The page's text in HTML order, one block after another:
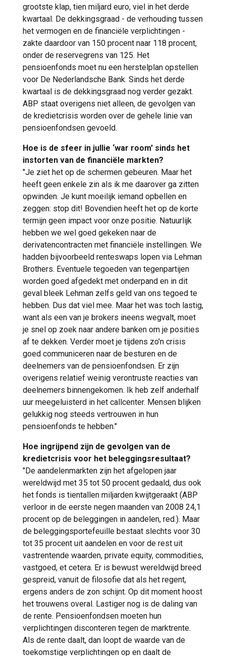
grootste klap, tien miljard euro, viel in het derde
kwartaal. De dekkingsgraad - de verhouding tussen
het vermogen en de financiële verplichtingen -
zakte daardoor van 150 procent naar 118 procent,
onder de reservegrens van 125. Het
pensioenfonds moet nu een herstelplan opstellen
voor De Nederlandsche Bank. Sinds het derde
kwartaal is de dekkingsgraad nog verder gezakt.
ABP staat overigens niet alleen, de gevolgen van
de kredietcrisis worden over de gehele linie van
pensioenfondsen gevoeld.
Hoe is de sfeer in jullie ‘war room' sinds het
instorten van de financiële markten?
"Je ziet het op de schermen gebeuren. Maar het
heeft geen enkele zin als ik me daarover ga zitten
opwinden. Je kunt moeilijk iemand opbellen en
zeggen: stop dit! Bovendien heeft het op de korte
termijn geen impact voor onze positie. Natuurlijk
hebben we wel goed gekeken naar de
derivatencontracten met financiële instellingen. We
hadden bijvoorbeeld renteswaps lopen via Lehman
Brothers. Eventuele tegoeden van tegenpartijen
worden goed afgedekt met onderpand en in dit
geval bleek Lehman zelfs geld van ons tegoed te
hebben. Dus dat viel mee. Maar het was toch lastig,
want als een van je brokers ineens wegvalt, moet
je snel op zoek naar andere banken om je posities
af te dekken. Verder moet je tijdens zo'n crisis
goed communiceren naar de besturen en de
deelnemers van de pensioenfondsen. Er zijn
overigens relatief weinig verontruste reacties van
deelnemers binnengekomen. Ik heb zelf anderhalf
uur meegeluisterd in het callcenter. Mensen blijken
gelukkig nog steeds vertrouwen in hun
pensioenfonds te hebben."
Hoe ingrijpend zijn de gevolgen van de
kredietcrisis voor het beleggingsresultaat?
"De aandelenmarkten zijn het afgelopen jaar
wereldwijd met 35 tot 50 procent gedaald, dus ook
het fonds is tientallen miljarden kwijtgeraakt (ABP
verloor in de eerste negen maanden van 2008 24,1
procent op de beleggingen in aandelen, red.). Maar
de beleggingsportefeuille bestaat slechts voor 30
tot 35 procent uit aandelen en voor de rest uit
vastrentende waarden, private equity, commodities,
vastgoed, et cetera. Er is bewust wereldwijd breed
gespreid, vanuit de filosofie dat als het regent,
ergens anders de zon schijnt. Op dit moment hoost
het trouwens overal. Lastiger nog is de daling van
de rente. Pensioenfondsen moeten hun
verplichtingen disconteren tegen de marktrente.
Als de rente daalt, dan loopt de waarde van de
toekomstige verplichtingen op en daalt de